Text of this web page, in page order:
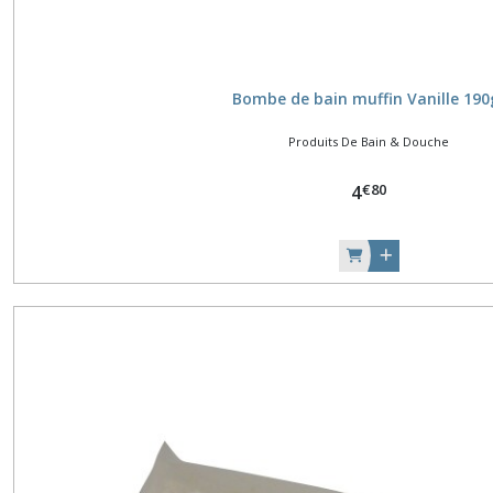
Bombe de bain muffin Vanille
Produits De Bain & Douche
4€80